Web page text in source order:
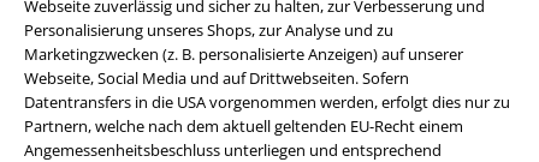
Webseite zuverlässig und sicher zu halten, zur Verbesserung und
Personalisierung unseres Shops, zur Analyse und zu
Marketingzwecken (z. B. personalisierte Anzeigen) auf unserer
Webseite, Social Media und auf Drittwebseiten. Sofern
Datentransfers in die USA vorgenommen werden, erfolgt dies nur zu
Partnern, welche nach dem aktuell geltenden EU-Recht einem
Angemessenheitsbeschluss unterliegen und entsprechend
Lade dir jetzt kostenlos unsere neue EMP App runter und genieße
die vielen neuen Funktionen und Vorteile!